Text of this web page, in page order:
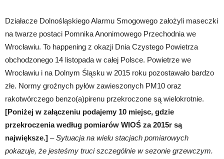
Czystego
14
listopada,
Wrocław
Działacze Dolnośląskiego Alarmu Smogowego założyli maseczki
na twarze postaci Pomnika Anonimowego Przechodnia we
Wrocławiu. To happening z okazji Dnia Czystego Powietrza
obchodzonego 14 listopada w całej Polsce. Powietrze we
Wrocławiu i na Dolnym Śląsku w 2015 roku pozostawało bardzo
złe. Normy groźnych pyłów zawieszonych PM10 oraz
rakotwórczego benzo(a)pirenu przekroczone są wielokrotnie.
[Poniżej w załączeniu podajemy 10 miejsc, gdzie
przekroczenia według pomiarów WIOŚ za 2015r są
największe.] –Sytuacja na wielu stacjach pomiarowych
pokazuje, że jesteśmy truci szczególnie w sezonie grzewczym.